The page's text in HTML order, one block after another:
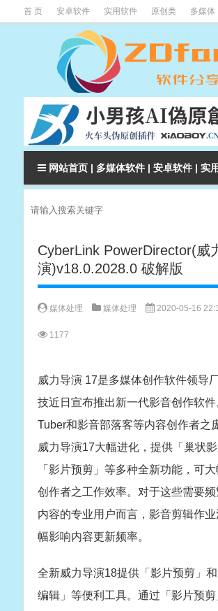
首 页 安卓软件 实用软件 原创类 多媒体
下载类
网站首页 | 多媒体软件 | 安卓软件 | 实
CyberLink PowerDirector(威
演)v18.0.2028.0 破解版
媒体处理 媒体处理 2020-05-16
1177
威力导演 17是多媒体创作软件领导
技近日宣布推出新一代影音创作软
Tuber和影音部落客等内容创作者之
威力导演17大幅进化，提供「巢状影
「影片预剪」等多种全新功能，可
创作者之工作效率。对于这些需要
内容的专业用户而言，影音剪辑作
幅影响内容更新频率。
全新威力导演18提供「影片预剪」
编辑」等便利工具。通过「影片预剪